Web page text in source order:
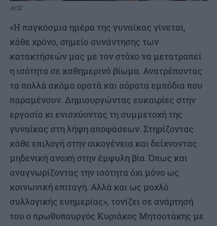
ΑΠΕ
«Η παγκόσμια ημέρα της γυναίκας γίνεται,
κάθε χρόνο, σημείο συνάντησης των
κατακτήσεών μας με τον στόχο να μετατραπεί
η ισότητα σε καθημερινό βίωμα. Ανατρέποντας
τα πολλά ακόμα ορατά και αόρατα εμπόδια που
παραμένουν. Δημιουργώντας ευκαιρίες στην
εργασία κι ενισχύοντας τη συμμετοχή της
γυναίκας στη λήψη αποφάσεων. Στηρίζοντας
κάθε επιλογή στην οικογένεια και δείχνοντας
μηδενική ανοχή στην έμφυλη βία. Όπως και
αναγνωρίζοντας την ισότητα όχι μόνο ως
κοινωνική επιταγή. Αλλά και ως μοχλό
συλλογικής ευημερίας», τονίζει σε ανάρτησή
του ο πρωθυπουργός Κυριάκος Μητσοτάκης με